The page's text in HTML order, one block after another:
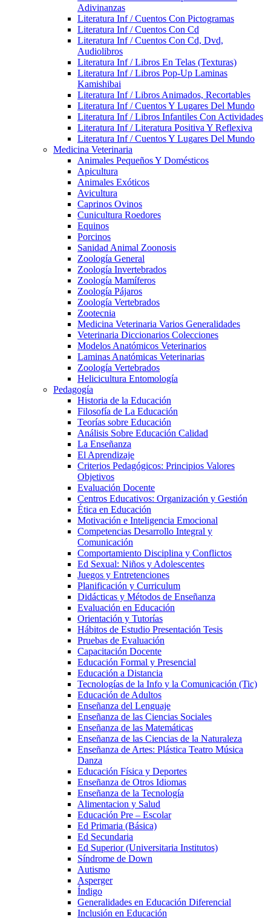
Adivinanzas
Literatura Inf / Cuentos Con Pictogramas
Literatura Inf / Cuentos Con Cd
Literatura Inf / Cuentos Con Cd, Dvd,
Audiolibros
Literatura Inf / Libros En Telas (Texturas)
Literatura Inf / Libros Pop-Up Laminas
Kamishibai
Literatura Inf / Libros Animados, Recortables
Literatura Inf / Cuentos Y Lugares Del Mundo
Literatura Inf / Libros Infantiles Con Actividades
Literatura Inf / Literatura Positiva Y Reflexiva
Literatura Inf / Cuentos Y Lugares Del Mundo
Medicina Veterinaria
Animales Pequeños Y Domésticos
Apicultura
Animales Exóticos
Avicultura
Caprinos Ovinos
Cunicultura Roedores
Equinos
Porcinos
Sanidad Animal Zoonosis
Zoología General
Zoología Invertebrados
Zoología Mamíferos
Zoología Pájaros
Zoología Vertebrados
Zootecnia
Medicina Veterinaria Varios Generalidades
Veterinaria Diccionarios Colecciones
Modelos Anatómicos Veterinarios
Laminas Anatómicas Veterinarias
Zoología Vertebrados
Helicicultura Entomología
Pedagogía
Historia de la Educación
Filosofía de La Educación
Teorías sobre Educación
Análisis Sobre Educación Calidad
La Enseñanza
El Aprendizaje
Criterios Pedagógicos: Principios Valores
Objetivos
Evaluación Docente
Centros Educativos: Organización y Gestión
Ética en Educación
Motivación e Inteligencia Emocional
Competencias Desarrollo Integral y
Comunicación
Comportamiento Disciplina y Conflictos
Ed Sexual: Niños y Adolescentes
Juegos y Entretenciones
Planificación y Curriculum
Didácticas y Métodos de Enseñanza
Evaluación en Educación
Orientación y Tutorías
Hábitos de Estudio Presentación Tesis
Pruebas de Evaluación
Capacitación Docente
Educación Formal y Presencial
Educación a Distancia
Tecnologías de la Info y la Comunicación (Tic)
Educación de Adultos
Enseñanza del Lenguaje
Enseñanza de las Ciencias Sociales
Enseñanza de las Matemáticas
Enseñanza de las Ciencias de la Naturaleza
Enseñanza de Artes: Plástica Teatro Música
Danza
Educación Física y Deportes
Enseñanza de Otros Idiomas
Enseñanza de la Tecnología
Alimentacion y Salud
Educación Pre – Escolar
Ed Primaria (Básica)
Ed Secundaria
Ed Superior (Universitaria Institutos)
Síndrome de Down
Autismo
Asperger
Índigo
Generalidades en Educación Diferencial
Inclusión en Educación